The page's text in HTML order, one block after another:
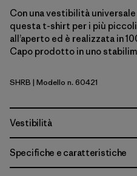
Con una vestibilità
questa t-shirt per i più
all’aperto ed è realizzata in
Capo prodotto in uno
Shore Blue
SHRB | Modello n. 60421
Vestibilità
Specifiche e caratteristiche